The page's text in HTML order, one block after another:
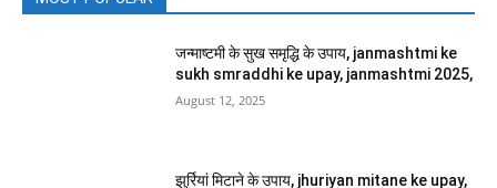
जन्माष्टमी के सुख समृद्धि के उपाय, janmashtmi ke
sukh smraddhi ke upay, janmashtmi 2025,
August 12, 2025
झुर्रियां मिटाने के उपाय, jhuriyan mitane ke upay,